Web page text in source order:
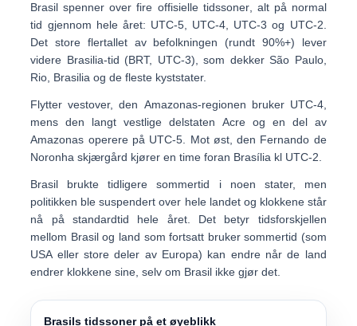
Brasil spenner overfire offisielle tidssoner, alt på normal
tid gjennom hele året: UTC-5, UTC-4, UTC-3 og UTC-2
Det store flertallet av befolkningen (rundt 90%+) lever
videre Brasilia-tid (BRT, UTC-3) , som dekker São Paulo,
Rio, Brasilia og de fleste kyststater.
Flytter vestover, den Amazonas-regionen bruker UTC-4,
mens den langt vestlige delstaten Acre og en del av
Amazonas operere på UTC-5 . Mot øst, den Fernando de
Noronha skjærgård kjører en time foran Brasília kl UTC-2
Brasil brukte tidligere sommertid i noen stater, men
politikken ble suspendert over hele landet og klokkene står
nå påstandardtid hele året. Det betyr tidsforskjellen
mellom Brasil og land som fortsatt bruker sommertid (som
USA eller store deler av Europa) kan endre nårde land
endrer klokkene sine, selv om Brasil ikke gjør det.
Brasils tidssoner på et øyeblikk